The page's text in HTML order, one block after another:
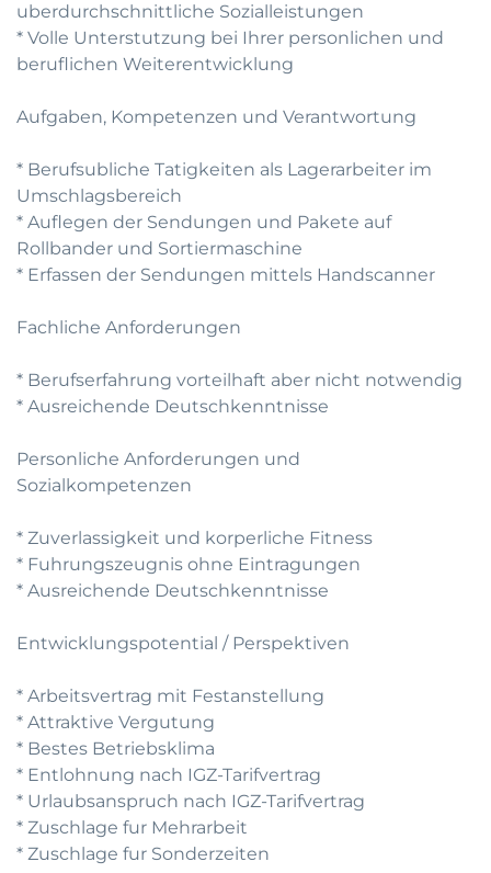
uberdurchschnittliche Sozialleistungen
* Volle Unterstutzung bei Ihrer personlichen und
beruflichen Weiterentwicklung
Aufgaben, Kompetenzen und Verantwortung
* Berufsubliche Tatigkeiten als Lagerarbeiter im
Umschlagsbereich
* Auflegen der Sendungen und Pakete auf
Rollbander und Sortiermaschine
* Erfassen der Sendungen mittels Handscanner
Fachliche Anforderungen
* Berufserfahrung vorteilhaft aber nicht notwendig
* Ausreichende Deutschkenntnisse
Personliche Anforderungen und
Sozialkompetenzen
* Zuverlassigkeit und korperliche Fitness
* Fuhrungszeugnis ohne Eintragungen
* Ausreichende Deutschkenntnisse
Entwicklungspotential / Perspektiven
* Arbeitsvertrag mit Festanstellung
* Attraktive Vergutung
* Bestes Betriebsklima
* Entlohnung nach IGZ-Tarifvertrag
* Urlaubsanspruch nach IGZ-Tarifvertrag
* Zuschlage fur Mehrarbeit
* Zuschlage fur Sonderzeiten